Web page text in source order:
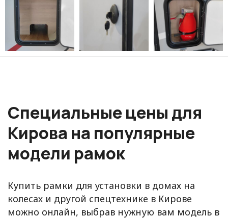
Специальные цены для
Кирова на популярные
модели рамок
Купить рамки для установки в домах на
колесах и другой спецтехнике в Кирове
можно онлайн, выбрав нужную вам модель в